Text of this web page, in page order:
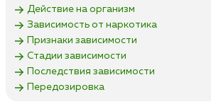
Действие на организм
Зависимость от наркотика
Признаки зависимости
Стадии зависимости
Последствия зависимости
Передозировка